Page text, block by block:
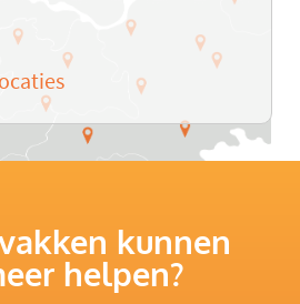
kunnen
helpen?